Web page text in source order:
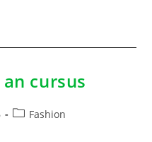
cursus
Fashion